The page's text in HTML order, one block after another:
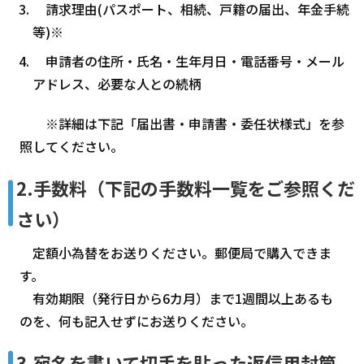
請求理由(パスポート、相続、戸籍の届出、年金手続
等)※
申請者の住所・氏名・生年月日・電話番号・メール
アドレス、必要な人との続柄
※詳細は下記「届出書・申請書・委任状様式」を参
照してください。
2.手数料（下記の手数料一覧をご参照くだ
さい）
定額小為替をお送りください。郵便局で購入できま
す。
有効期限（発行日から6カ月）まで1週間以上あるも
のを、何も記入せずにお送りください。